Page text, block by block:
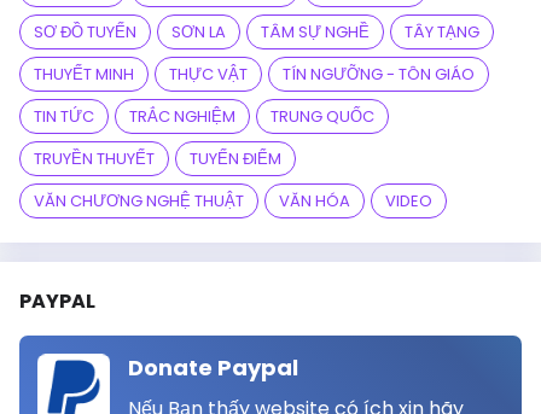
SƠ ĐỒ TUYẾN
SƠN LA TÂM SỰ NGHỀ
TÂY TẠNG
THUYẾT MINH
THỰC VẬT
TÍN NGƯỠNG - TÔN GIÁO
TIN TỨC
TRẮC NGHIỆM
TRUNG QUỐC
TRUYỀN THUYẾT
TUYẾN ĐIỂM
VĂN CHƯƠNG NGHỆ THUẬT
VĂN HÓA VIDEO
PAYPAL
Donate Paypal